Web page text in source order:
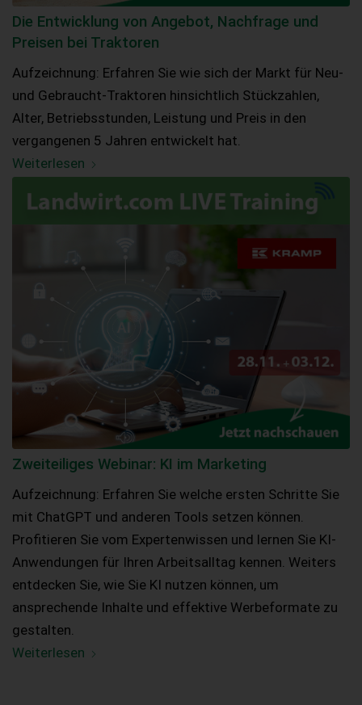
Die Entwicklung von Angebot, Nachfrage und
Preisen bei Traktoren
Aufzeichnung: Erfahren Sie wie sich der Markt für Neu-
und Gebraucht-Traktoren hinsichtlich Stückzahlen,
Alter, Betriebsstunden, Leistung und Preis in den
vergangenen 5 Jahren entwickelt hat.
Weiterlesen
Zweiteiliges Webinar: KI im Marketing
Aufzeichnung: Erfahren Sie welche ersten Schritte Sie
mit ChatGPT und anderen Tools setzen können.
Profitieren Sie vom Expertenwissen und lernen Sie KI-
Anwendungen für Ihren Arbeitsalltag kennen. Weiters
entdecken Sie, wie Sie KI nutzen können, um
ansprechende Inhalte und effektive Werbeformate zu
gestalten.
Weiterlesen